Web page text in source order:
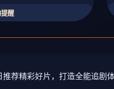
醒
荐精彩好片，打造全能追剧